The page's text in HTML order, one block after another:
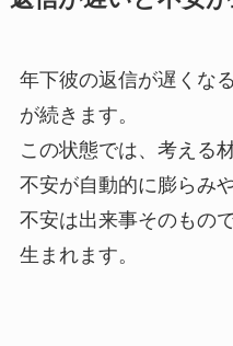
年下彼の返信が遅くな
が続きます。
この状態では、考える
不安が自動的に膨らみ
不安は出来事そのもの
生まれます。